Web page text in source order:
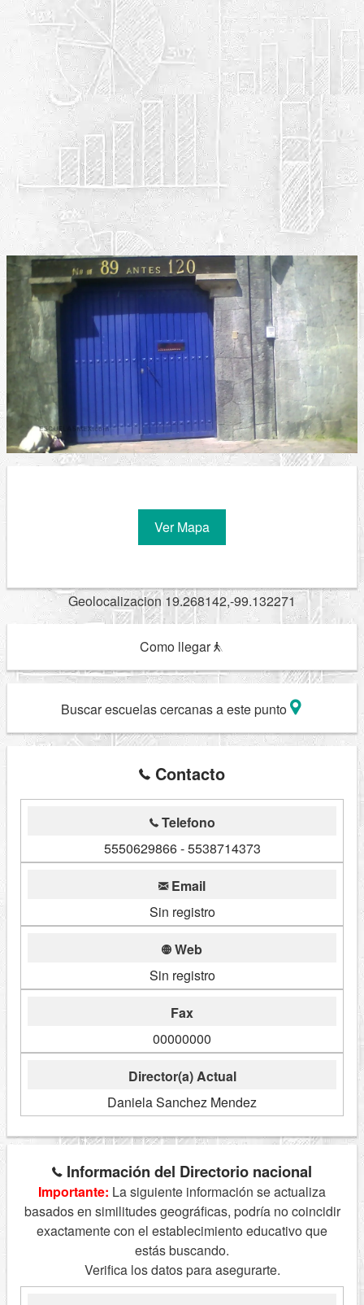
Ver Mapa
Geolocalizacion 19.268142,-99.132271
Como llegar
Buscar escuelas cercanas a este punto
Contacto
Telefono
5550629866 - 5538714373
Email
Sin registro
Web
Sin registro
Fax
00000000
Director(a) Actual
Daniela Sanchez Mendez
Información del Directorio nacional
Importante: La siguiente información se actualiza
basados en similitudes geográficas, podría no coincidir
exactamente con el establecimiento educativo que
estás buscando.
Verifica los datos para asegurarte.